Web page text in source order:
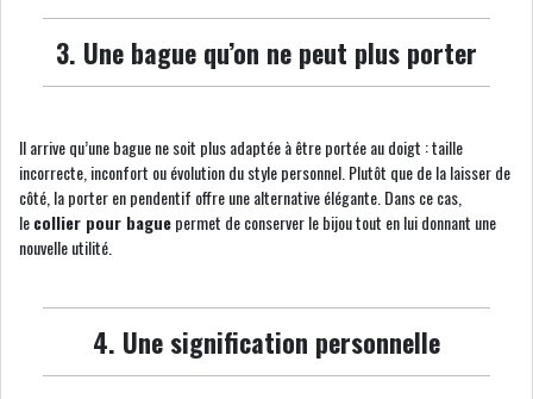
3. Une bague qu’on ne peut plus porter
Il arrive qu’une bague ne soit plus adaptée à être portée au doigt : taille
incorrecte, inconfort ou évolution du style personnel. Plutôt que de la laisser de
côté, la porter en pendentif offre une alternative élégante. Dans ce cas,
lecollier pour baguepermet de conserver le bijou tout en lui donnant une
nouvelle utilité.
4. Une signification personnelle